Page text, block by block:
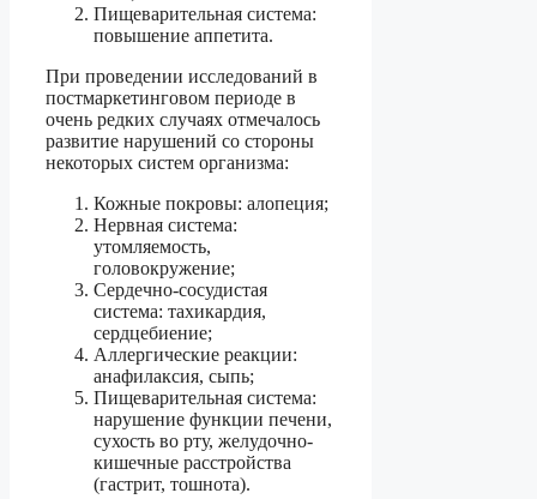
Пищеварительная система:
повышение аппетита.
При проведении исследований в
постмаркетинговом периоде в
очень редких случаях отмечалось
развитие нарушений со стороны
некоторых систем организма:
Кожные покровы: алопеция;
Нервная система:
утомляемость,
головокружение;
Сердечно-сосудистая
система: тахикардия,
сердцебиение;
Аллергические реакции:
анафилаксия, сыпь;
Пищеварительная система:
нарушение функции печени,
сухость во рту, желудочно-
кишечные расстройства
(гастрит, тошнота).